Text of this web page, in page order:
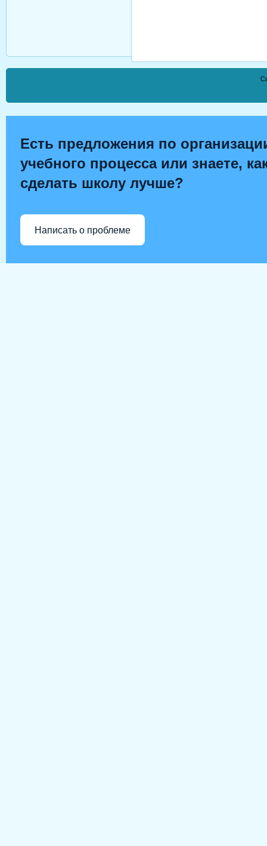
Есть предложения по
учебного процесса или знаете,
сделать школу лучше?
Написать о проблеме